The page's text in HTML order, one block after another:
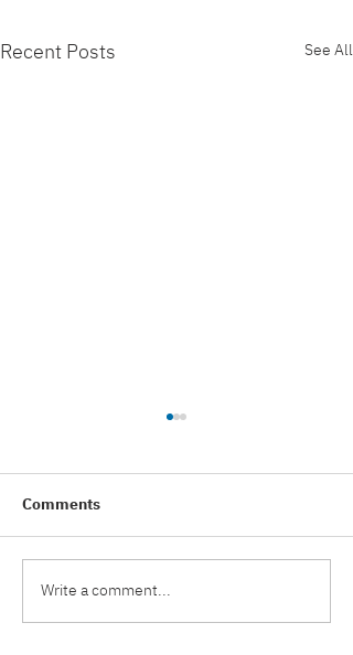
Recent Posts See All
ผลงานติดตั้ง หลังคาเมทัล
ชีท ลอน CJM 700K ระบบ
Comments
Write a comment...